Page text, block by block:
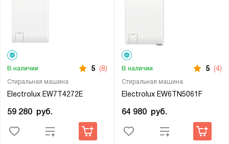
Стиральная машина
Electrolux EW7T4272E
В наличии 5 (8)
59 280 руб.
Стиральная машина
Electrolux EW6TN5061F
В наличии 5 (4)
64 980 руб.